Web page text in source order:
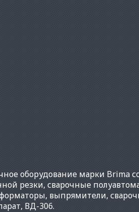
оборудование марки Brima
резки, сварочные
, выпрямители,
, ВД-306.